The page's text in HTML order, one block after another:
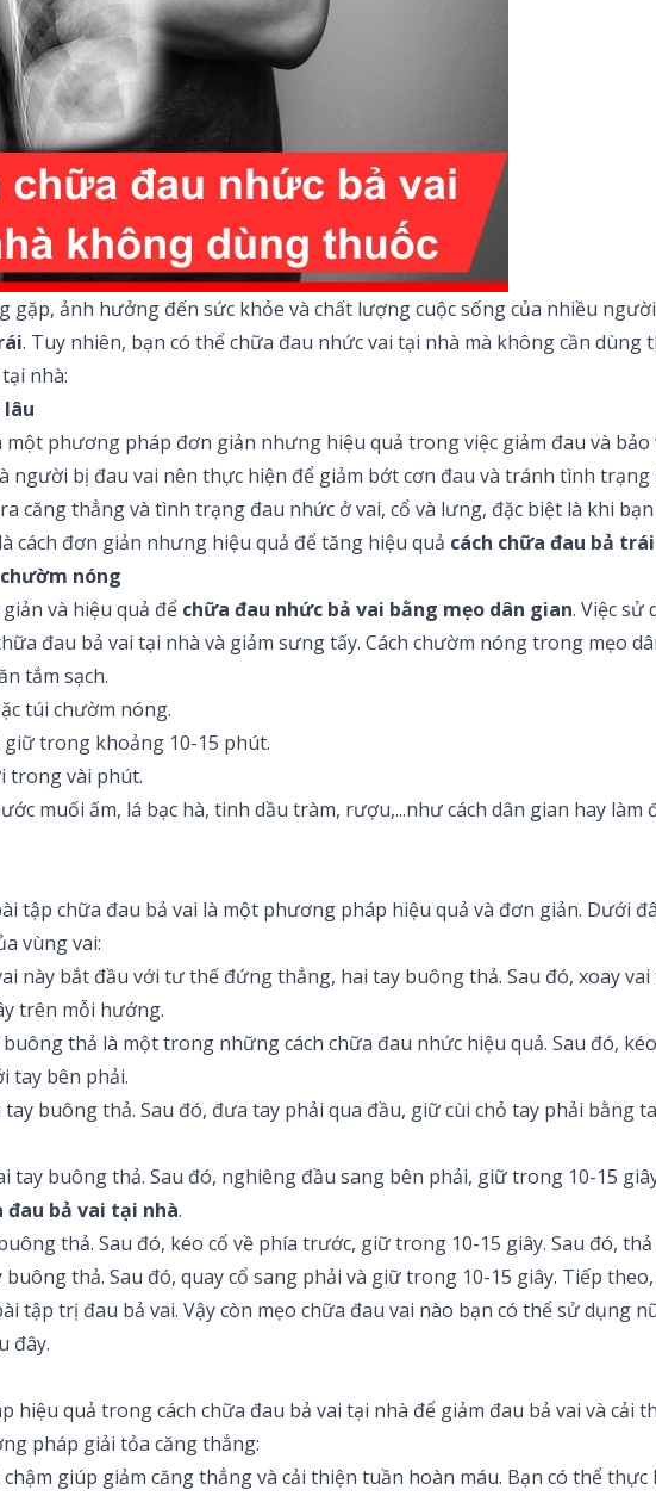
ảnh hưởng đến sức khỏe và chất lượng cuộc sống của nhiều
. Tuy nhiên, bạn có thể chữa đau nhức vai tại nhà mà không cần dùng
nhà:
lâu
phương pháp đơn giản nhưng hiệu quả trong việc giảm đau và
người bị đau vai nên thực hiện để giảm bớt cơn đau và tránh tình trạng
căng thẳng và tình trạng đau nhức ở vai, cổ và lưng, đặc biệt là khi
cách đơn giản nhưng hiệu quả để tăng hiệu quả cách chữa đau bả trái
nóng
và hiệu quả để chữa đau nhức bả vai bằng mẹo dân gian. Việc
đau bả vai tại nhà và giảm sưng tấy. Cách chườm nóng trong mẹo
tắm sạch.
túi chườm nóng.
trong khoảng 10-15 phút.
trong vài phút.
muối ấm, lá bạc hà, tinh dầu tràm, rượu,...như cách dân gian hay
tập chữa đau bả vai là một phương pháp hiệu quả và đơn giản. Dưới
vùng vai:
này bắt đầu với tư thế đứng thẳng, hai tay buông thả. Sau đó, xoay
trên mỗi hướng.
thả là một trong những cách chữa đau nhức hiệu quả. Sau đó,
tay bên phải.
buông thả. Sau đó, đưa tay phải qua đầu, giữ cùi chỏ tay phải bằng
tay buông thả. Sau đó, nghiêng đầu sang bên phải, giữ trong 10-15
đau bả vai tại nhà.
thả. Sau đó, kéo cổ về phía trước, giữ trong 10-15 giây. Sau đó, thả
thả. Sau đó, quay cổ sang phải và giữ trong 10-15 giây. Tiếp
tập trị đau bả vai. Vậy còn mẹo chữa đau vai nào bạn có thể sử dụng
đây.
hiệu quả trong cách chữa đau bả vai tại nhà để giảm đau bả vai và cải
pháp giải tỏa căng thẳng:
chậm giúp giảm căng thẳng và cải thiện tuần hoàn máu. Bạn có thể